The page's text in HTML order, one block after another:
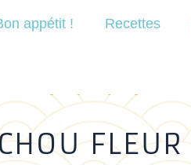
appétit ! Recettes
FLEUR